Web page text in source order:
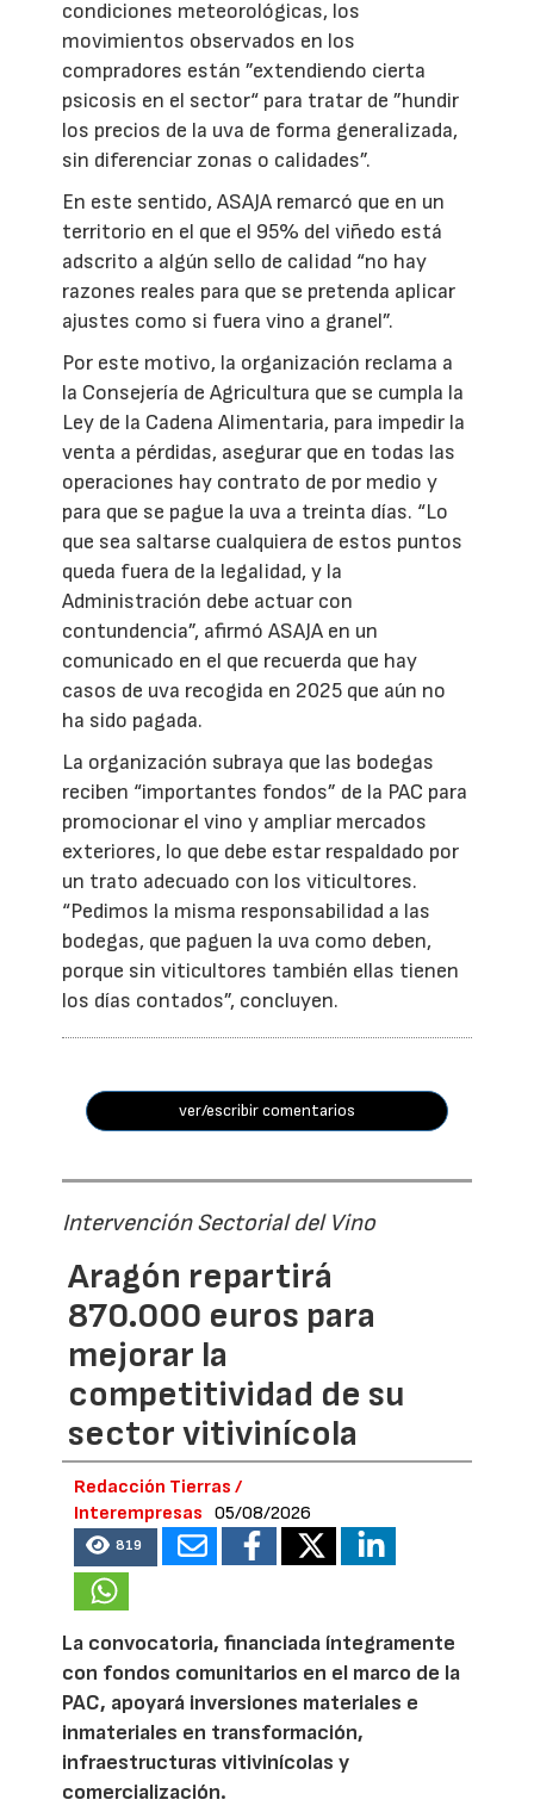
condiciones meteorológicas, los
movimientos observados en los
compradores están ”extendiendo cierta
psicosis en el sector“ para tratar de ”hundir
los precios de la uva de forma generalizada,
sin diferenciar zonas o calidades”.
En este sentido, ASAJA remarcó que en un
territorio en el que el 95% del viñedo está
adscrito a algún sello de calidad “no hay
razones reales para que se pretenda aplicar
ajustes como si fuera vino a granel”.
Por este motivo, la organización reclama a
la Consejería de Agricultura que se cumpla la
Ley de la Cadena Alimentaria, para impedir la
venta a pérdidas, asegurar que en todas las
operaciones hay contrato de por medio y
para que se pague la uva a treinta días. “Lo
que sea saltarse cualquiera de estos puntos
queda fuera de la legalidad, y la
Administración debe actuar con
contundencia”, afirmó ASAJA en un
comunicado en el que recuerda que hay
casos de uva recogida en 2025 que aún no
ha sido pagada.
La organización subraya que las bodegas
reciben “importantes fondos” de la PAC para
promocionar el vino y ampliar mercados
exteriores, lo que debe estar respaldado por
un trato adecuado con los viticultores.
“Pedimos la misma responsabilidad a las
bodegas, que paguen la uva como deben,
porque sin viticultores también ellas tienen
los días contados”, concluyen.
ver/escribir comentarios
Intervención Sectorial del Vino
Aragón repartirá
870.000 euros para
mejorar la
competitividad de su
sector vitivinícola
Redacción Tierras /
Interempresas
05/08/2026
819
La convocatoria, financiada íntegramente
con fondos comunitarios en el marco de la
PAC, apoyará inversiones materiales e
inmateriales en transformación,
infraestructuras vitivinícolas y
comercialización.